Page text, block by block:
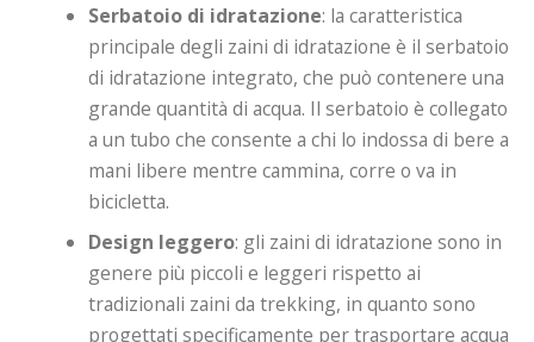
Serbatoio di idratazione: la caratteristica
principale degli zaini di idratazione è il serbatoio
di idratazione integrato, che può contenere una
grande quantità di acqua. Il serbatoio è collegato
a un tubo che consente a chi lo indossa di bere a
mani libere mentre cammina, corre o va in
bicicletta.
Design leggero: gli zaini di idratazione sono in
genere più piccoli e leggeri rispetto ai
tradizionali zaini da trekking, in quanto sono
progettati specificamente per trasportare acqua